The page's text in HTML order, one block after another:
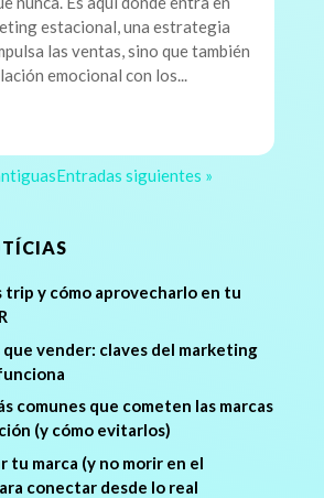
estacional, una estrategia
las ventas, sino que también
emocional con los...
Entradas siguientes »
trip y cómo aprovecharlo en tu
vender: claves del marketing
comunes que cometen las marcas
(y cómo evitarlos)
tu marca (y no morir en el
conectar desde lo real